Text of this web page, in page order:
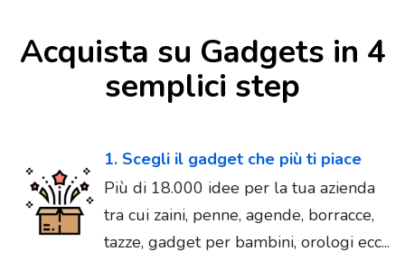
Acquista su Gadgets in 4
semplici step
1. Scegli il gadget che più ti piace
Più di 18.000 idee per la tua azienda
tra cui zaini, penne, agende, borracce,
tazze, gadget per bambini, orologi ecc...